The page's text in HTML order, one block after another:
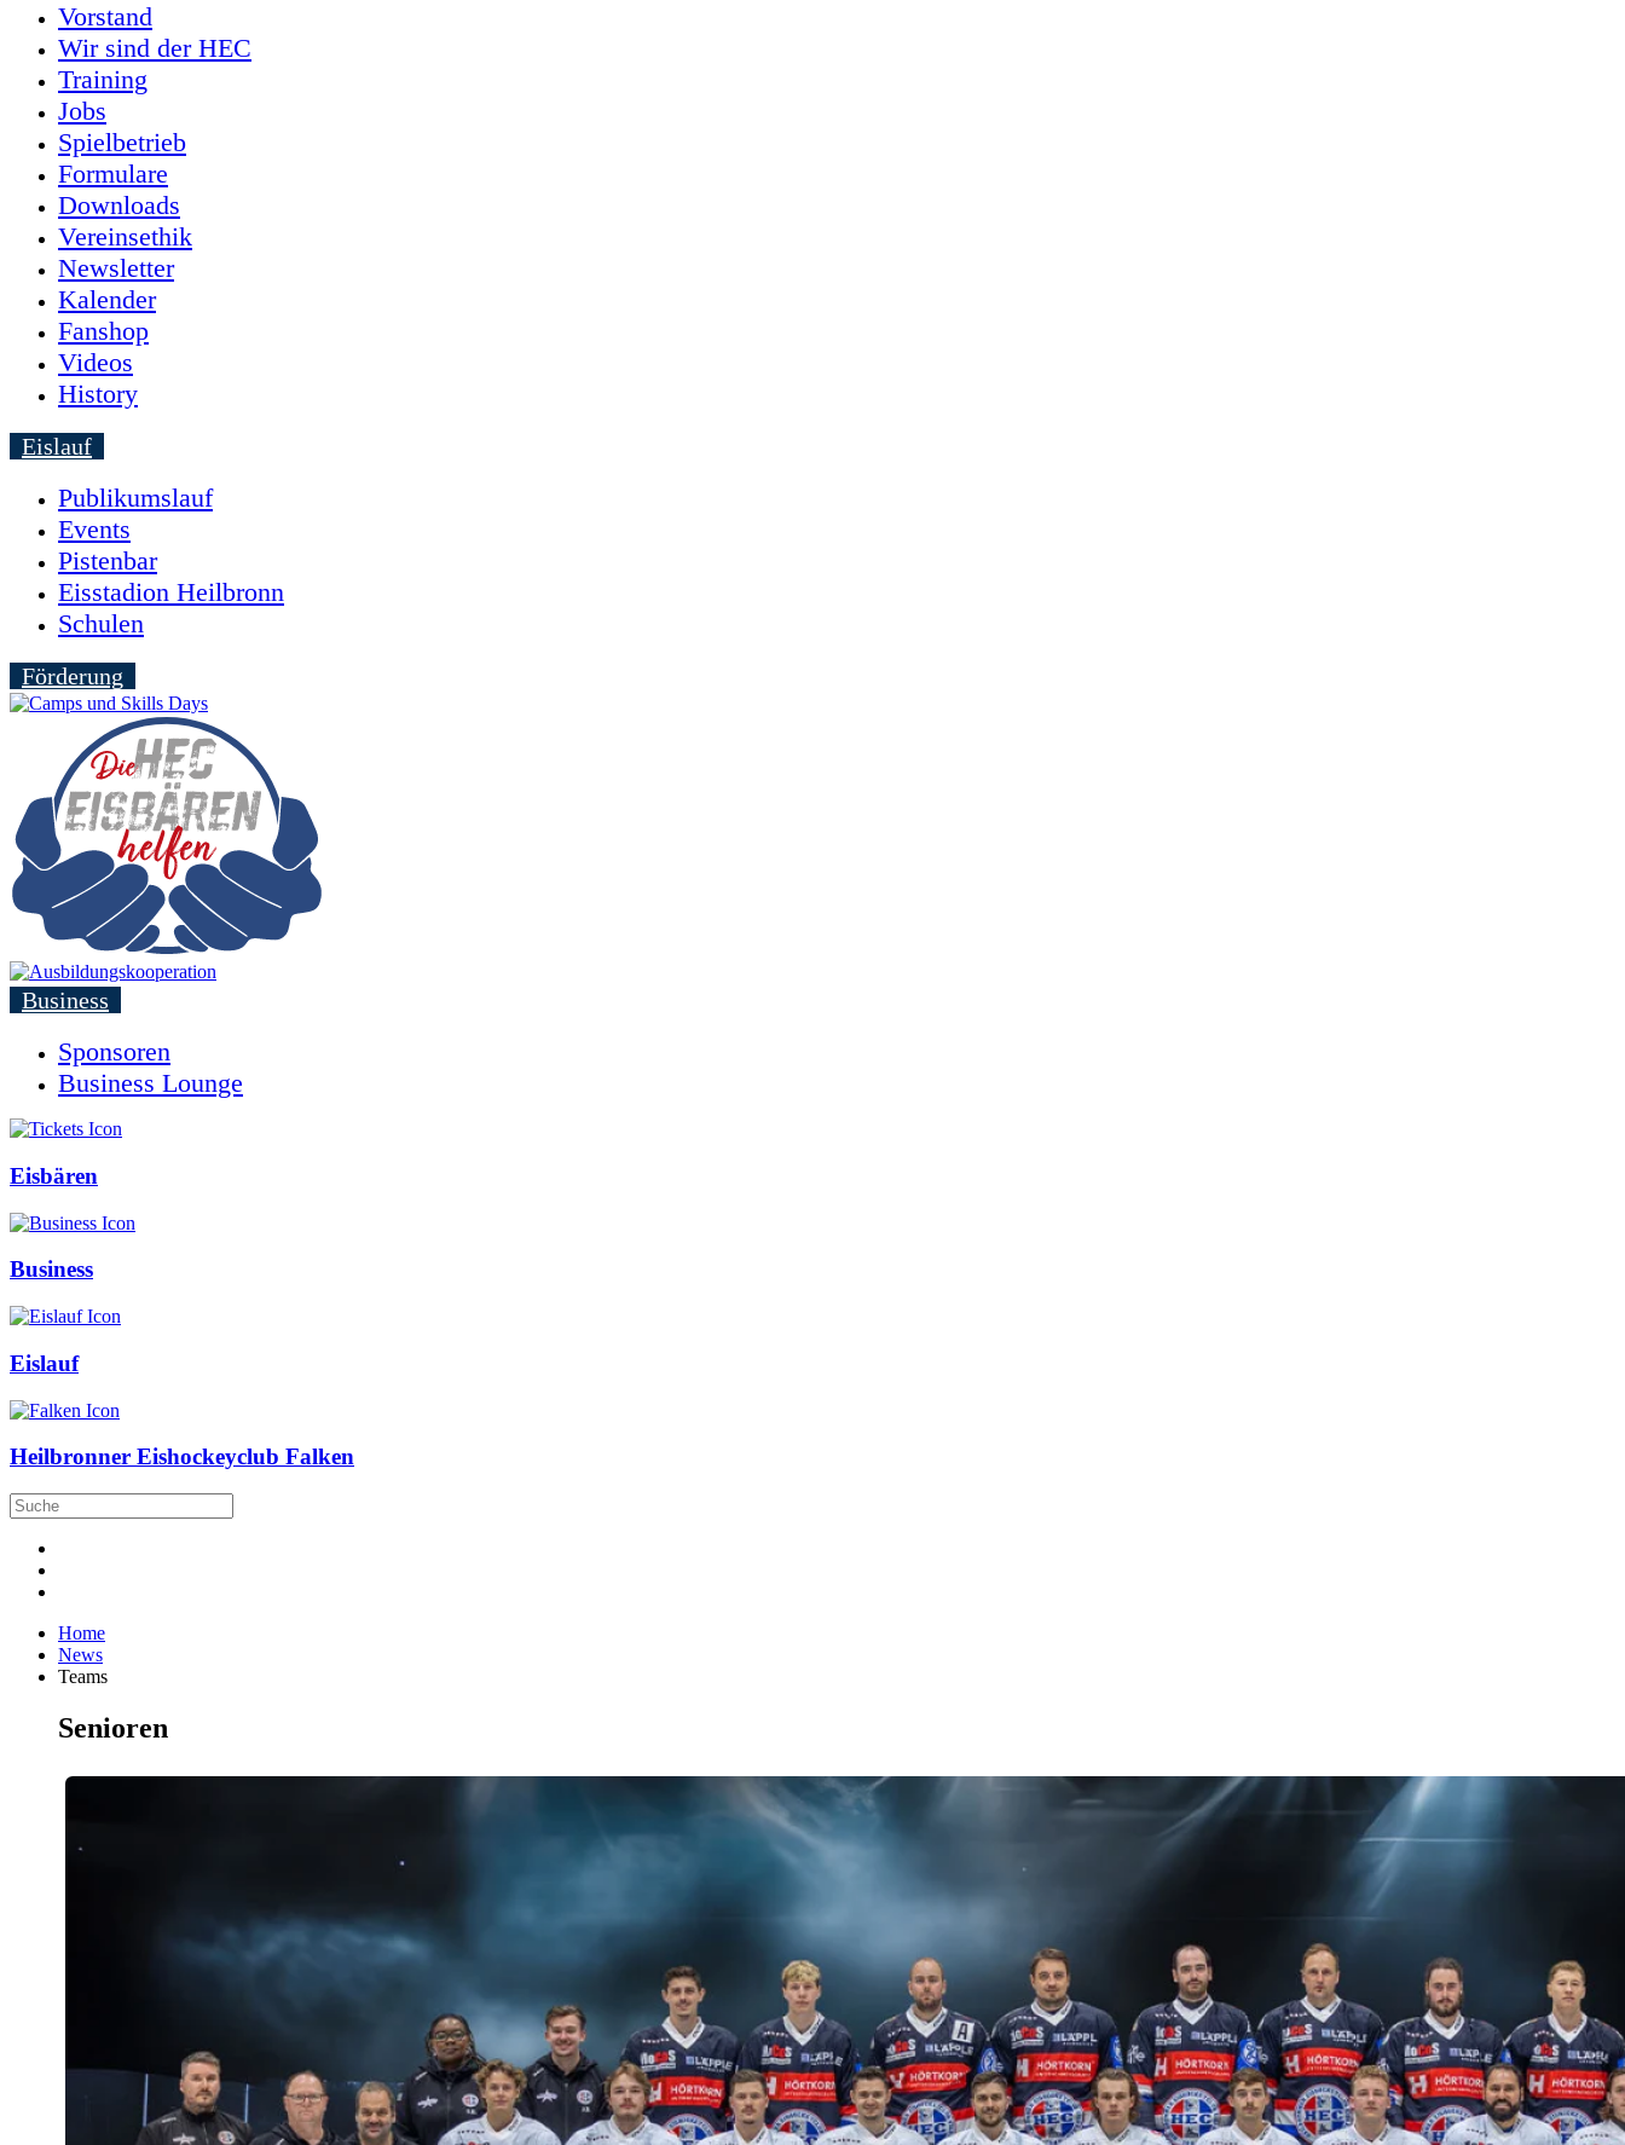
Vorstand
Wir sind der HEC
Training
Jobs
Spielbetrieb
Formulare
Downloads
Vereinsethik
Newsletter
Kalender
Fanshop
Videos
History
Eislauf
Publikumslauf
Events
Pistenbar
Eisstadion Heilbronn
Schulen
Förderung
Business
Sponsoren
Business Lounge
Eisbären
Business
Eislauf
Heilbronner Eishockeyclub Falken
Home
News
Teams
Senioren